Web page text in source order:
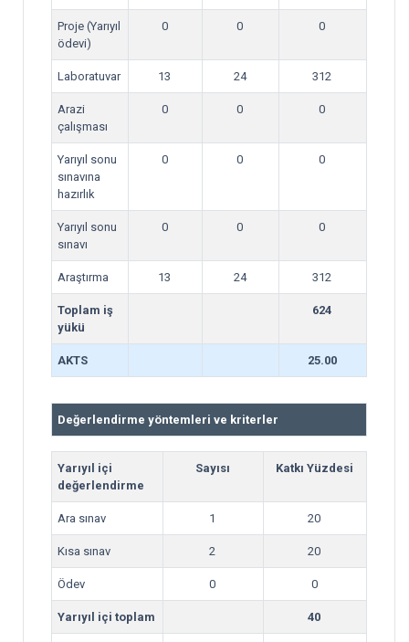
Proje (Yarıyıl
ödevi)
0 0 0
Laboratuvar 13 24 312
Arazi
çalışması
0 0 0
Yarıyıl sonu
sınavına
hazırlık
0 0 0
Yarıyıl sonu
sınavı
0 0 0
Araştırma 13 24 312
Toplam iş
yükü
624
AKTS 25.00
Değerlendirme yöntemleri ve kriterler
Yarıyıl içi
değerlendirme
Sayısı Katkı Yüzdesi
Ara sınav 1 20
Kısa sınav 2 20
Ödev 0 0
Yarıyıl içi toplam 40